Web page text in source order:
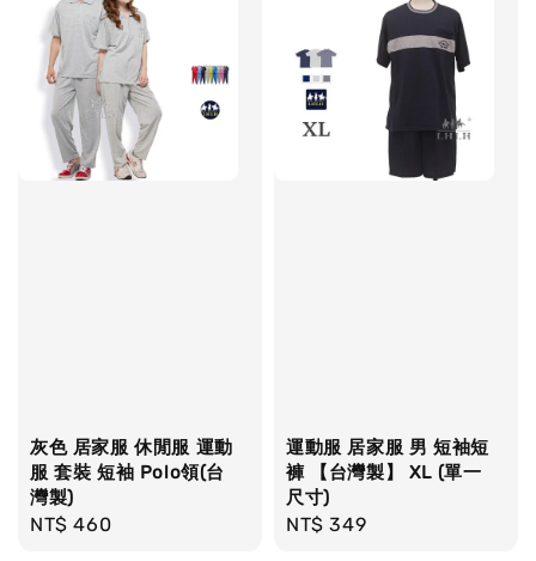
灰色 居家服 休閒服 運動
服 套裝 短袖 Polo領(台
灣製)
Regular
NT$ 460
運動服 居家服 男 短袖短
褲 【台灣製】 XL (單一
尺寸)
Regular
NT$ 349